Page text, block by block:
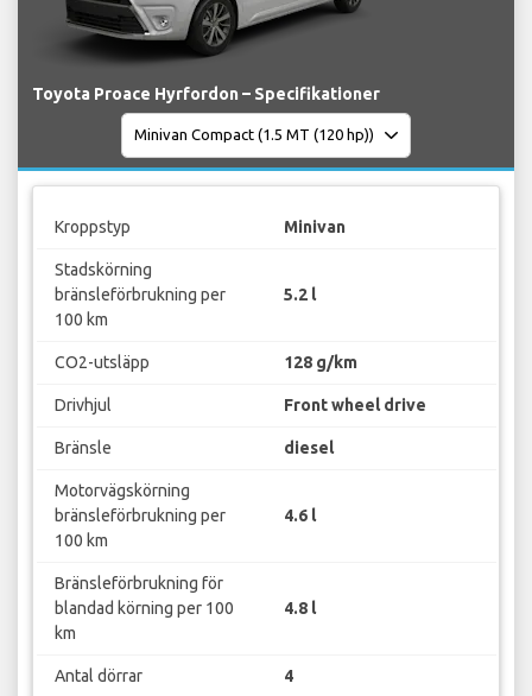
Toyota Proace Hyrfordon – Specifikationer
Kroppstyp Minivan
Stadskörning
bränsleförbrukning per
100 km
5.2 l
CO2-utsläpp 128 g/km
Drivhjul Front wheel drive
Bränsle diesel
Motorvägskörning
bränsleförbrukning per
100 km
4.6 l
Bränsleförbrukning för
blandad körning per 100
km
4.8 l
Antal dörrar 4